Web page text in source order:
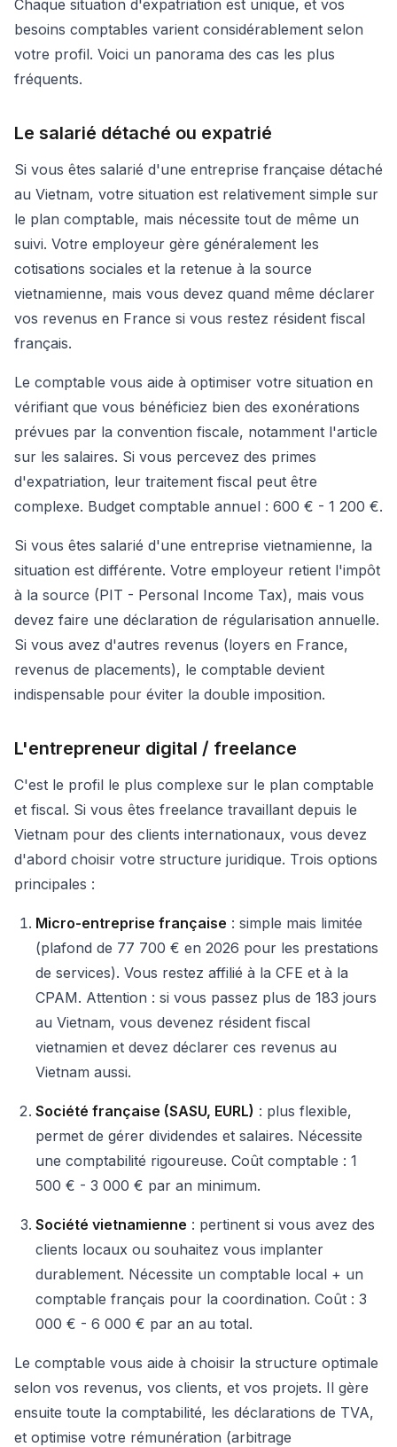
Chaque situation d'expatriation est unique, et vos
besoins comptables varient considérablement selon
votre profil. Voici un panorama des cas les plus
fréquents.
Le salarié détaché ou expatrié
Si vous êtes salarié d'une entreprise française détaché
au Vietnam, votre situation est relativement simple sur
le plan comptable, mais nécessite tout de même un
suivi. Votre employeur gère généralement les
cotisations sociales et la retenue à la source
vietnamienne, mais vous devez quand même déclarer
vos revenus en France si vous restez résident fiscal
français.
Le comptable vous aide à optimiser votre situation en
vérifiant que vous bénéficiez bien des exonérations
prévues par la convention fiscale, notamment l'article
sur les salaires. Si vous percevez des primes
d'expatriation, leur traitement fiscal peut être
complexe. Budget comptable annuel : 600 € - 1 200 €.
Si vous êtes salarié d'une entreprise vietnamienne, la
situation est différente. Votre employeur retient l'impôt
à la source (PIT - Personal Income Tax), mais vous
devez faire une déclaration de régularisation annuelle.
Si vous avez d'autres revenus (loyers en France,
revenus de placements), le comptable devient
indispensable pour éviter la double imposition.
L'entrepreneur digital / freelance
C'est le profil le plus complexe sur le plan comptable
et fiscal. Si vous êtes freelance travaillant depuis le
Vietnam pour des clients internationaux, vous devez
d'abord choisir votre structure juridique. Trois options
principales :
Micro-entreprise française : simple mais limitée
(plafond de 77 700 € en 2026 pour les prestations
de services). Vous restez affilié à la CFE et à la
CPAM. Attention : si vous passez plus de 183 jours
au Vietnam, vous devenez résident fiscal
vietnamien et devez déclarer ces revenus au
Vietnam aussi.
Société française (SASU, EURL) : plus flexible,
permet de gérer dividendes et salaires. Nécessite
une comptabilité rigoureuse. Coût comptable : 1
500 € - 3 000 € par an minimum.
Société vietnamienne : pertinent si vous avez des
clients locaux ou souhaitez vous implanter
durablement. Nécessite un comptable local + un
comptable français pour la coordination. Coût : 3
000 € - 6 000 € par an au total.
Le comptable vous aide à choisir la structure optimale
selon vos revenus, vos clients, et vos projets. Il gère
ensuite toute la comptabilité, les déclarations de TVA,
et optimise votre rémunération (arbitrage